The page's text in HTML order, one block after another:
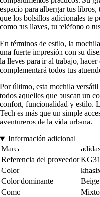
espacio para albergar tus
que los bolsillos adicionales te
como tus llaves, tu teléfono o
En términos de estilo, la
una fuerte impresión con su
la lleves para ir al trabajo,
complementará todos tus
Por último, esta mochila versátil
todos aquellos que buscan un
confort, funcionalidad y estilo.
Tech es más que un simple
aventureros de la vida urbana.
Información adicional
Marca
adidas
Referencia del proveedor
Color
Color dominante
Beige
Como
Mixto